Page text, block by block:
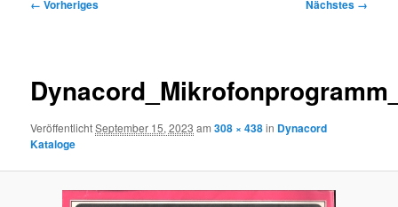
← Vorheriges Nächstes →
VeröffentlichtSeptember 15, 2023 am308 × 438in Dynacord
Kataloge